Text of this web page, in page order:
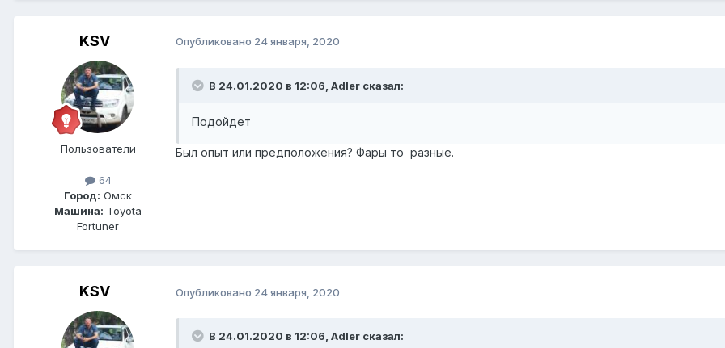
KSV
Пользователи
64
Город: Омск
Машина: Toyota
Fortuner
Опубликовано 24 января, 2020
В 24.01.2020 в 12:06, Adler сказал:
Подойдет
Был опыт или предположения? Фары то разные.
KSV Опубликовано 24 января, 2020
В 24.01.2020 в 12:06, Adler сказал: